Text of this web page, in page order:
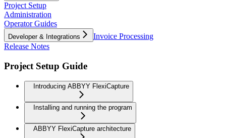
Project Setup
Administration
Operator Guides
Developer & Integrations
Invoice Processing
Release Notes
Project Setup Guide
Introducing ABBYY FlexiCapture
Installing and running the program
ABBYY FlexiCapture architecture